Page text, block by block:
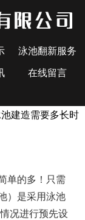
泳池翻新服务
在线留言
建造需要多长时
单的多！只需
）是采用泳池
况进行预先设